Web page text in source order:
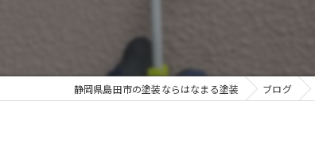
静岡県島田市の塗装ならはなまる塗装 ブログ